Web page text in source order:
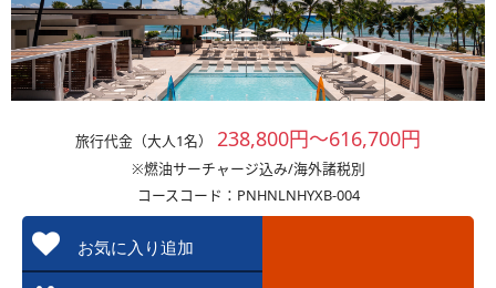
旅行代金（大人1名） 238,800円～616,700円
※燃油サーチャージ込み/海外諸税別
コースコード：PNHNLNHYXB-004
お気に入り追加